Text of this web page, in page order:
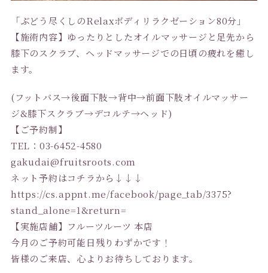
「ぶどう尽くしのRelaxボディリラクゼーション80分」
【施術内容】ゆったりとしたオイルマッサージと足先から
膝下のスクラブ、ヘッドマッサージでの日頃の疲れを癒し
ます。
(フットバス→後面下肢→背中→前面下肢オイルマッサー
ジ&膝下スクラブ→デコルテ→ヘッド)
【ご予約制】
TEL：03-6452-4580
gakudai@fruitsroots.com
ネット予約はコチラから↓↓↓
https://cs.appnt.me/facebook/page_tab/3375?
stand_alone=1&return=
【実施店舗】フルーツルーツ 本店
今月のご予約可能日残りわずかです！
皆様のご来店、心よりお待ちしております。